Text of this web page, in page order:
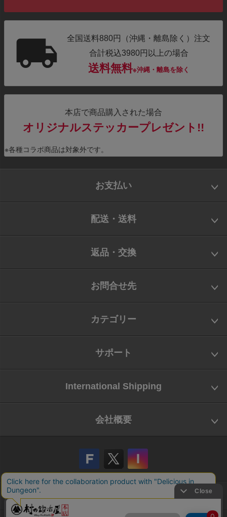
全国送料880円（沖縄・離島除く）注文
合計税込3980円以上の場合
送料無料※沖縄・離島を除く
本店で商品購入された場合
オリジナルステッカープレゼント!!
※各種コラボ商品は対象外です。
お支払い
配送・送料
返品・交換
お問合せ先
カテゴリー
サポート
International Shipping
会社概要
会社概要